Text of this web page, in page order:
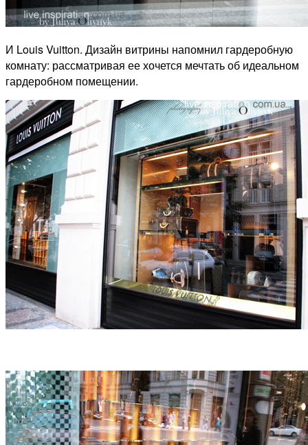
И Louis Vuitton. Дизайн витрины напомнил гардеробную
комнату: рассматривая ее хочется мечтать об идеальном
гардеробном помещении.